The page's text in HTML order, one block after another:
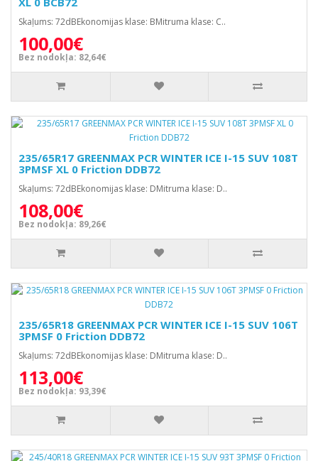
Skaļums: 72dBEkonomijas klase: BMitruma klase: C..
100,00€
Bez nodokļa: 82,64€
235/65R17 GREENMAX PCR WINTER ICE I-15 SUV 108T
3PMSF XL 0 Friction DDB72
Skaļums: 72dBEkonomijas klase: DMitruma klase: D..
108,00€
Bez nodokļa: 89,26€
235/65R18 GREENMAX PCR WINTER ICE I-15 SUV 106T
3PMSF 0 Friction DDB72
Skaļums: 72dBEkonomijas klase: DMitruma klase: D..
113,00€
Bez nodokļa: 93,39€